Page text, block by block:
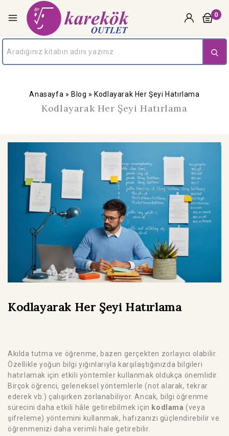
0
Anasayfa » Blog » Kodlayarak Her Şeyi Hatırlama
Kodlayarak Her Şeyi Hatırlama
Kodlayarak Her Şeyi Hatırlama
Akılda tutma ve öğrenme, bazen gerçekten zorlayıcı olabilir.
Özellikle yoğun bilgi yığınlarıyla karşılaştığınızda bilgileri
hatırlamak için etkili yöntemler kullanmak oldukça önemlidir.
Birçok öğrenci, geleneksel yöntemlerle (not alarak, tekrar
ederek vb.) çalışırken zorlanabiliyor. Ancak, bilgi öğrenme
sürecini daha etkili hâle getirebilmek için kodlama (veya
şifreleme) yöntemini kullanmak, hafızanızı güçlendirebilir ve
öğrenmenizi daha verimli hale getirebilir.